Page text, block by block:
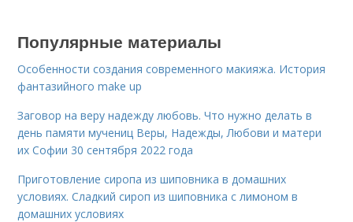
Популярные материалы
Особенности создания современного макияжа. История
фантазийного make up
Заговор на веру надежду любовь. Что нужно делать в
день памяти мучениц Веры, Надежды, Любови и матери
их Софии 30 сентября 2022 года
Приготовление сиропа из шиповника в домашних
условиях. Сладкий сироп из шиповника с лимоном в
домашних условиях